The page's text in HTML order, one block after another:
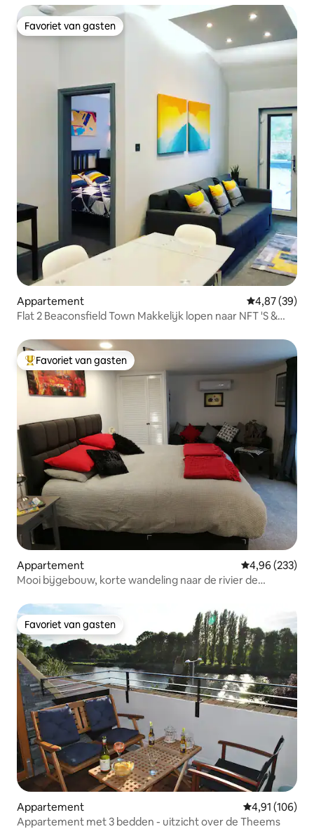
Favoriet van gasten
Favoriet van gasten
Appartement Gemiddelde
4,87 (39)
Flat 2 Beaconsfield Town Makkelijk lopen naar NFT 'S &
Topfavoriet van gasten
Favoriet van gasten
Appartement Gemiddelde
4,96 (233)
Mooi bijgebouw, korte wandeling naar de rivier de
Favoriet van gasten
Favoriet van gasten
Appartement Gemiddelde
4,91 (106)
Appartement met 3 bedden - uitzicht over de Theems